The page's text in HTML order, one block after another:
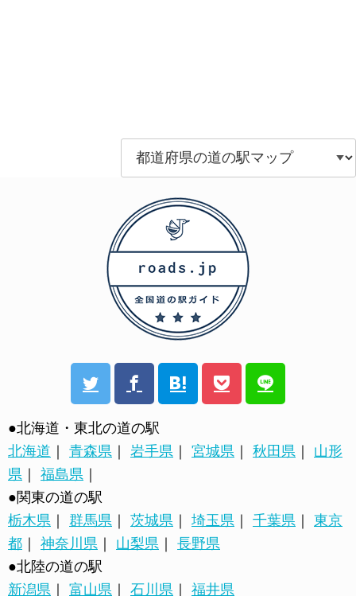
●北海道・東北の道の駅
北海道 ｜ 青森県 ｜ 岩手県 ｜ 宮城県 ｜ 秋田県 ｜ 山形
県 ｜ 福島県 ｜
●関東の道の駅
栃木県 ｜ 群馬県 ｜ 茨城県 ｜ 埼玉県 ｜ 千葉県 ｜ 東京
都 ｜ 神奈川県 ｜ 山梨県 ｜ 長野県
●北陸の道の駅
新潟県 ｜ 富山県 ｜ 石川県 ｜ 福井県